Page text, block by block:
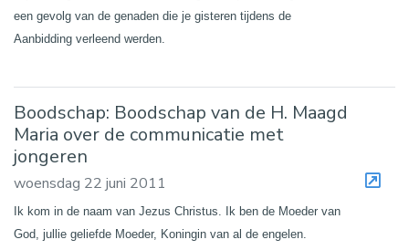
een gevolg van de genaden die je gisteren tijdens de
Aanbidding verleend werden.
Boodschap: Boodschap van de H. Maagd
Maria over de communicatie met
jongeren
woensdag 22 juni 2011
Ik kom in de naam van Jezus Christus. Ik ben de Moeder van
God, jullie geliefde Moeder, Koningin van al de engelen.